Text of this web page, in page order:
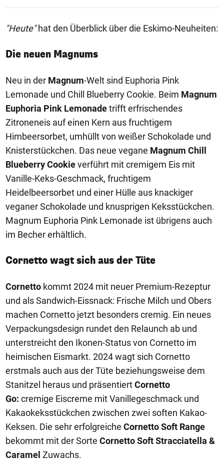
"Heute"hat den Überblick über die Eskimo-Neuheiten:
Die neuen Magnums
Neu in der Magnum-Welt sind Euphoria Pink
Lemonade und Chill Blueberry Cookie. Beim Magnum
Euphoria Pink Lemonadetrifft erfrischendes
Zitroneneis auf einen Kern aus fruchtigem
Himbeersorbet, umhüllt von weißer Schokolade und
Knisterstückchen. Das neue vegane Magnum Chill
Blueberry Cookieverführt mit cremigem Eis mit
Vanille-Keks-Geschmack, fruchtigem
Heidelbeersorbet und einer Hülle aus knackiger
veganer Schokolade und knusprigen Keksstückchen.
Magnum Euphoria Pink Lemonade ist übrigens auch
im Becher erhältlich.
Cornetto wagt sich aus der Tüte
Cornetto kommt 2024 mit neuer Premium-Rezeptur
und als Sandwich-Eissnack: Frische Milch und Obers
machen Cornetto jetzt besonders cremig. Ein neues
Verpackungsdesign rundet den Relaunch ab und
unterstreicht den Ikonen-Status von Cornetto im
heimischen Eismarkt. 2024 wagt sich Cornetto
erstmals auch aus der Tüte beziehungsweise dem
Stanitzel heraus und präsentiertCornetto
Go: cremige Eiscreme mit Vanillegeschmack und
Kakaokeksstückchen zwischen zwei soften Kakao-
Keksen. Die sehr erfolgreiche Cornetto Soft Range
bekommt mit der Sorte Cornetto Soft Stracciatella &
Caramel Zuwachs.